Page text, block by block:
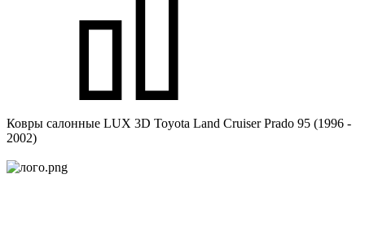
Ковры салонные LUX 3D Toyota Land Cruiser Prado 95 (1996 -
2002)